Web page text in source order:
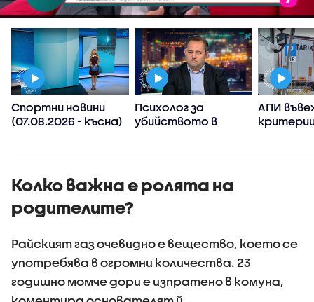
Спортни новини
(07.08.2026 - късна)
Психолог за
убийството в
Възрастните
агресивно
АПИ
Колко важна е ролята на
родителите?
Райският газ очевидно е вещество, което се
употребява в огромни количества. 23
годишно момче дори е изпратено в комуна,